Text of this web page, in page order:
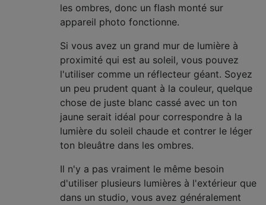
les ombres, donc un flash monté sur
appareil photo fonctionne.
Si vous avez un grand mur de lumière à
proximité qui est au soleil, vous pouvez
l'utiliser comme un réflecteur géant. Soyez
un peu prudent quant à la couleur, quelque
chose de juste blanc cassé avec un ton
jaune serait idéal pour correspondre à la
lumière du soleil chaude et contrer le léger
ton bleuâtre dans les ombres.
Il n'y a pas vraiment le même besoin
d'utiliser plusieurs lumières à l'extérieur que
dans un studio, vous avez généralement